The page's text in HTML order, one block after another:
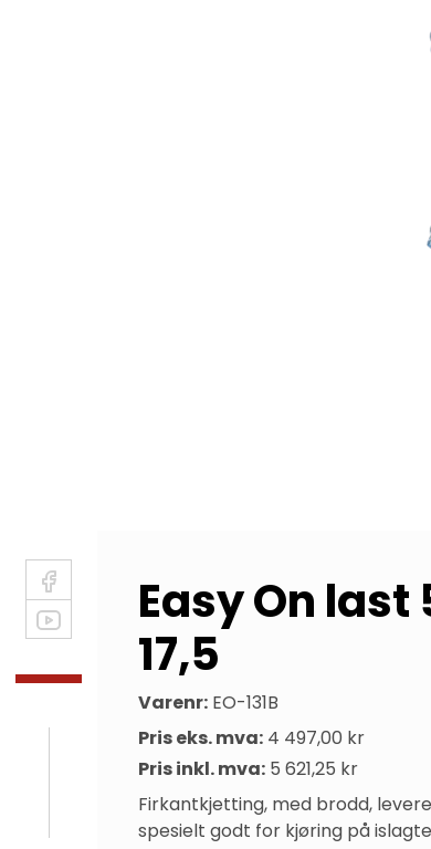
Easy On
17,5
Varenr: EO-131B
Pris eks. mva: 4 497,00 kr
Pris inkl. mva: 5 621,25 kr
Firkantkjetting, med brodd,
spesielt godt for kjøring på